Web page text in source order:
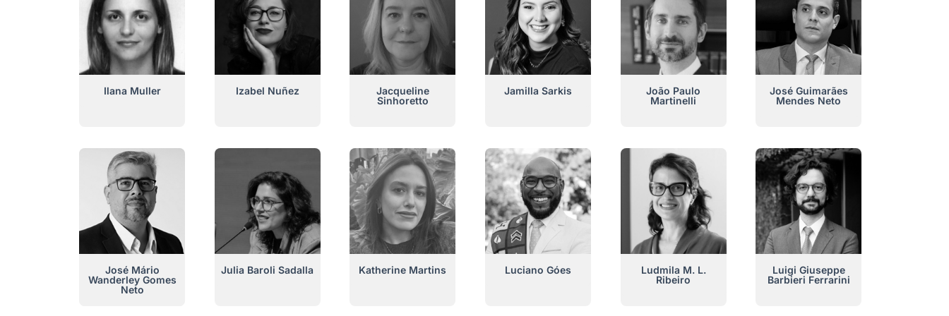
Ilana Muller Izabel Nuñez
Jacqueline
Sinhoretto
Jamilla Sarkis
João Paulo
Martinelli
José Guimarães
Mendes Neto
José Mário
Wanderley Gomes
Neto
Julia Baroli Sadalla Katherine Martins Luciano Góes
Ludmila M. L.
Ribeiro
Luigi Giuseppe
Barbieri Ferrarini